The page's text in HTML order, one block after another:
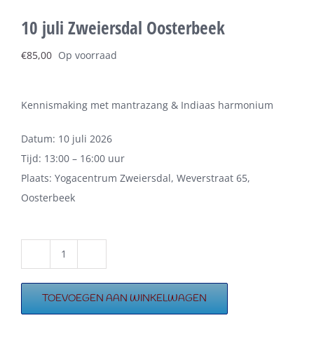
10 juli Zweiersdal Oosterbeek
€85,00 Op voorraad
Kennismaking met mantrazang & Indiaas harmonium
Datum: 10 juli 2026
Tijd: 13:00 – 16:00 uur
Plaats: Yogacentrum Zweiersdal, Weverstraat 65,
Oosterbeek
juli
Zweiersdal
TOEVOEGEN AAN WINKELWAGEN